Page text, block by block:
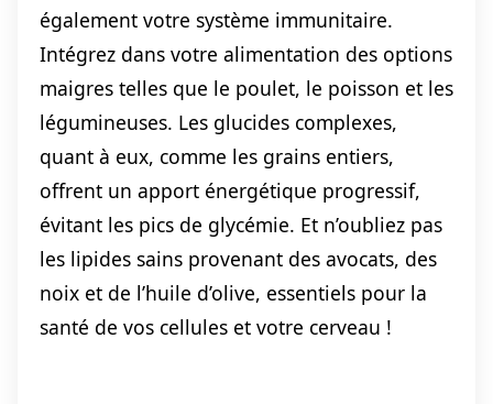
également votre système immunitaire.
Intégrez dans votre alimentation des options
maigres telles que le poulet, le poisson et les
légumineuses. Les glucides complexes,
quant à eux, comme les grains entiers,
offrent un apport énergétique progressif,
évitant les pics de glycémie. Et n’oubliez pas
les lipides sains provenant des avocats, des
noix et de l’huile d’olive, essentiels pour la
santé de vos cellules et votre cerveau !